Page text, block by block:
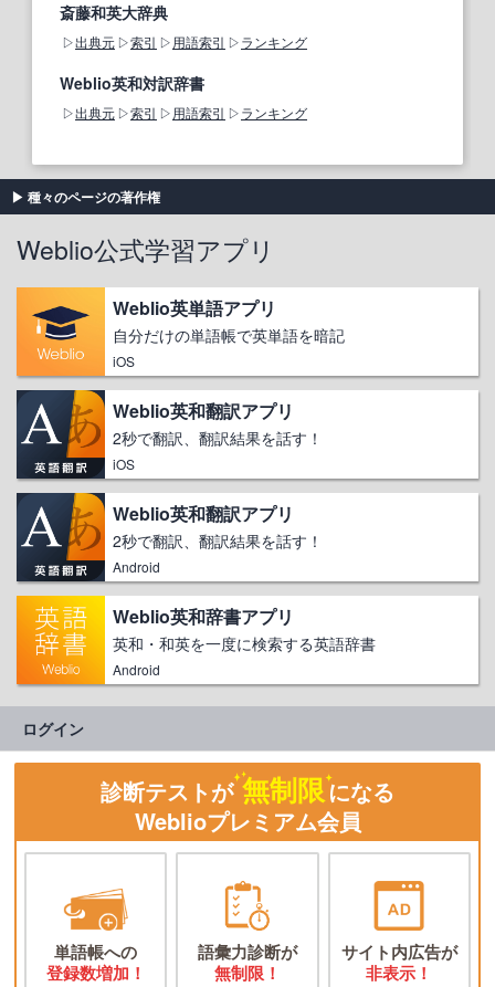
斎藤和英大辞典
出典元 索引 用語索引 ランキング
Weblio英和対訳辞書
出典元 索引 用語索引 ランキング
種々のページの著作権
Weblio公式学習アプリ
Weblio英単語アプリ
自分だけの単語帳で英単語を暗記
iOS
Weblio英和翻訳アプリ
2秒で翻訳、翻訳結果を話す！
iOS
Weblio英和翻訳アプリ
2秒で翻訳、翻訳結果を話す！
Android
Weblio英和辞書アプリ
英和・和英を一度に検索する英語辞書
Android
ログイン
診断テストが 無制限になる
Weblioプレミアム会員
単語帳への
登録数増加！
語彙力診断が
無制限！
サイト内広告が
非表示！